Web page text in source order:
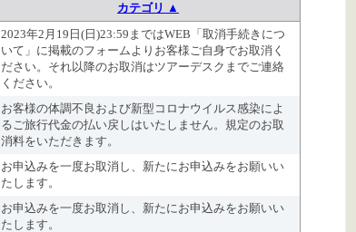
カテゴリ ▲
2023年2月19日(日)23:59まではWEB「取消手続きにつ
いて」に掲載のフォームよりお客様ご自身でお取消く
ださい。それ以降のお取消はツアーデスクまでご連絡
ください。
お客様の体調不良および新型コロナウイルス感染によ
るご旅行代金の払い戻しはいたしません。規定のお取
消料をいただきます。
お申込みを一度お取消し、新たにお申込みをお願いい
たします。
お申込みを一度お取消し、新たにお申込みをお願いい
たします。